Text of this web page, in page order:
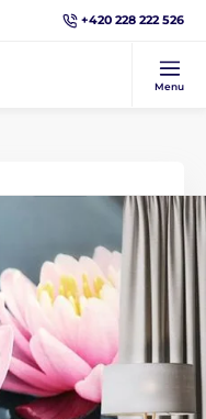
+420 228 222 526
Menu